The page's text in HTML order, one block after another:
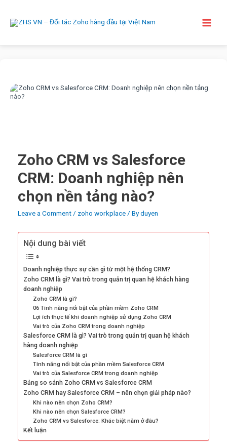
content
Zoho CRM vs Salesforce
CRM: Doanh nghiệp nên
chọn nền tảng nào?
Leave a Comment / zoho workplace / Byduyen
Nội dung bài viết
Doanh nghiệp thực sự cần gì từ một hệ thống CRM?
Zoho CRM là gì? Vai trò trong quản trị quan hệ khách hàng
doanh nghiệp
Zoho CRM là gì?
06 Tính năng nổi bật của phần mềm Zoho CRM
Lợi ích thực tế khi doanh nghiệp sử dụng Zoho CRM
Vai trò của Zoho CRM trong doanh nghiệp
Salesforce CRM là gì? Vai trò trong quản trị quan hệ khách
hàng doanh nghiệp
Salesforce CRM là gì
Tính năng nổi bật của phần mềm Salesforce CRM
Vai trò của Salesforce CRM trong doanh nghiệp
Bảng so sánh Zoho CRM vs Salesforce CRM
Zoho CRM hay Salesforce CRM – nên chọn giải pháp nào?
Khi nào nên chọn Zoho CRM?
Khi nào nên chọn Salesforce CRM?
Zoho CRM vs Salesforce: Khác biệt nằm ở đâu?
Kết luận